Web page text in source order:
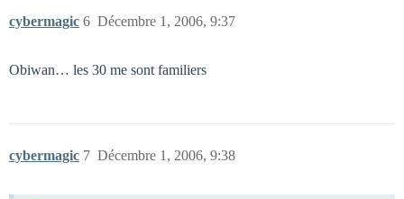
cybermagic Décembre 1, 2006, 9:37
6
Obiwan… les 30 me sont familiers
cybermagic Décembre 1, 2006, 9:38
7